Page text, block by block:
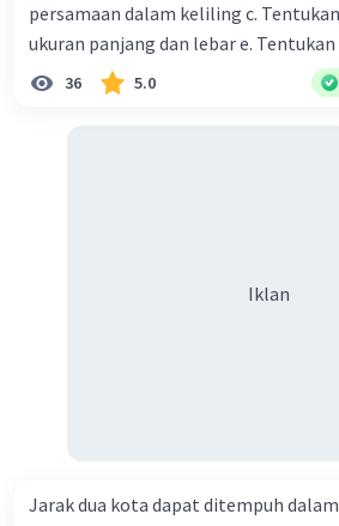
persamaan dalam keliling c.
ukuran panjang dan lebar e.
36 5.0
Iklan
Jarak dua kota dapat ditempuh